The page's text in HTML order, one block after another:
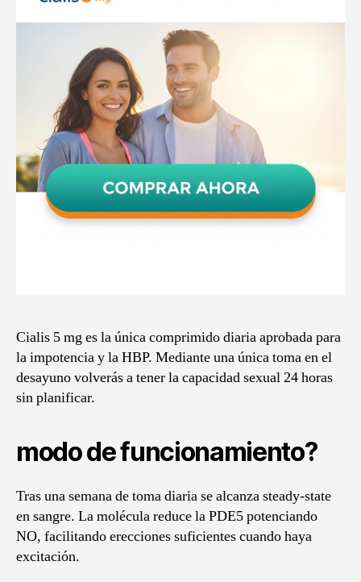
Cialis 5 mg es la única comprimido diaria aprobada para
la impotencia y la HBP. Mediante una única toma en el
desayuno volverás a tener la capacidad sexual 24 horas
sin planificar.
modo de funcionamiento?
Tras una semana de toma diaria se alcanza steady-state
en sangre. La molécula reduce la PDE5 potenciando
NO, facilitando erecciones suficientes cuando haya
excitación.